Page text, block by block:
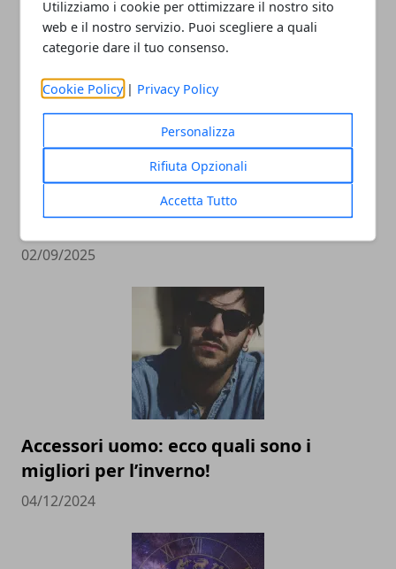
Utilizziamo i cookie per ottimizzare il nostro sito
web e il nostro servizio. Puoi scegliere a quali
categorie dare il tuo consenso.
Cookie Policy | Privacy Policy
Personalizza
Rifiuta Opzionali
Accetta Tutto
L’universo Harry Potter: libri, film,
mostre e serie TV, tutte le versioni del
mondo fantasy più noto al mondo
02/09/2025
Accessori uomo: ecco quali sono i
migliori per l’inverno!
04/12/2024